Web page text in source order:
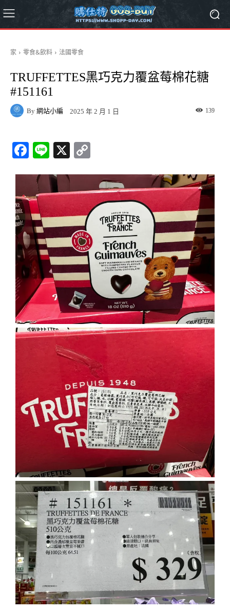
家 零食&飲料 法國零食
TRUFFETTES黑巧克力覆盆莓棉花糖
#151161
By 網站小編 2025 年 2 月 1 日 139
Fa
bo
ok
Li
X
Li
nk